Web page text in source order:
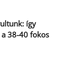
így
38-40 fokos